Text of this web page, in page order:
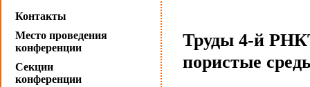
Контакты
Место проведения
конференции
Секции
конференции
Труды 4-й
пористые